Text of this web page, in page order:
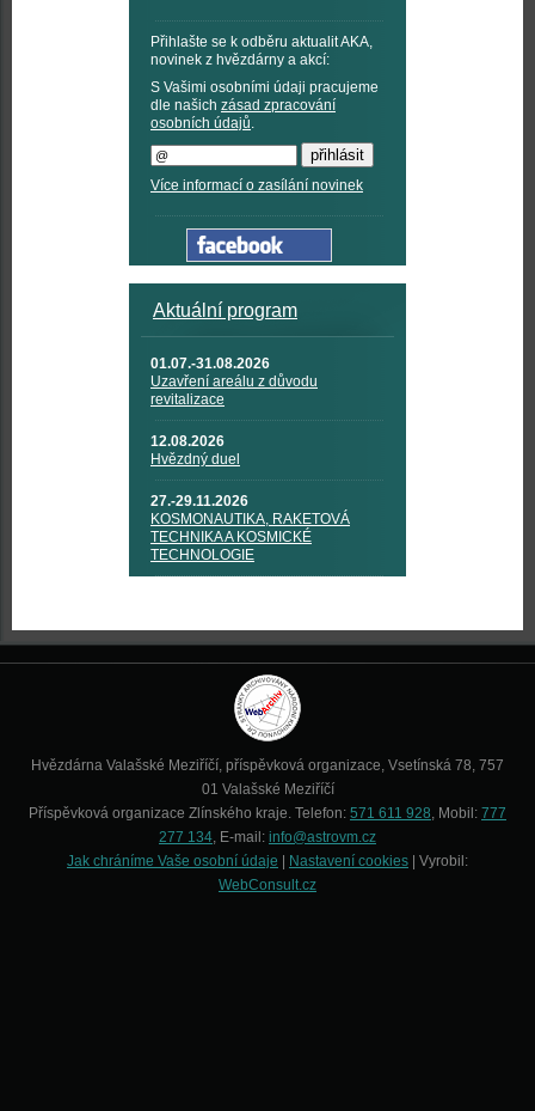
Přihlašte se k odběru aktualit AKA,
novinek z hvězdárny a akcí:
S Vašimi osobními údaji pracujeme
dle našich zásad zpracování
osobních údajů.
Více informací o zasílání novinek
Aktuální program
01.07.-31.08.2026
Uzavření areálu z důvodu
revitalizace
12.08.2026
Hvězdný duel
27.-29.11.2026
KOSMONAUTIKA, RAKETOVÁ
TECHNIKA A KOSMICKÉ
TECHNOLOGIE
Hvězdárna Valašské Meziříčí, příspěvková organizace, Vsetínská 78, 757
01 Valašské Meziříčí
Příspěvková organizace Zlínského kraje. Telefon: 571 611 928, Mobil: 777
277 134, E-mail: info@astrovm.cz
Jak chráníme Vaše osobní údaje
Nastavení cookies | Vyrobil:
WebConsult.cz